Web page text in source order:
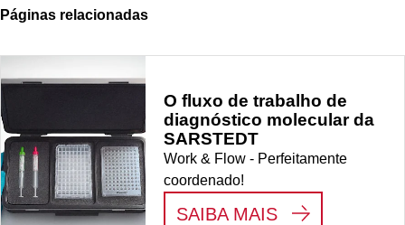
Páginas relacionadas
O fluxo de trabalho de
diagnóstico molecular da
SARSTEDT
Work & Flow - Perfeitamente
coordenado!
SAIBA MAIS: O FLUXO